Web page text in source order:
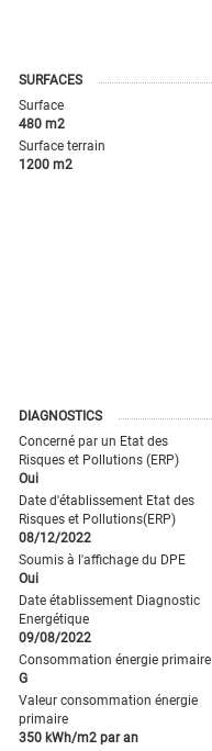
SURFACES
Surface
480 m2
Surface terrain
1200 m2
DIAGNOSTICS
Concerné par un Etat des
Risques et Pollutions (ERP)
Oui
Date d'établissement Etat des
Risques et Pollutions(ERP)
08/12/2022
Soumis à l'affichage du DPE
Oui
Date établissement Diagnostic
Energétique
09/08/2022
Consommation énergie primaire
G
Valeur consommation énergie
primaire
350 kWh/m2 par an